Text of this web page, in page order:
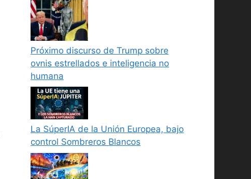
Próximo discurso de Trump sobre
ovnis estrellados e inteligencia no
humana
La SúperIA de la Unión Europea, bajo
control Sombreros Blancos